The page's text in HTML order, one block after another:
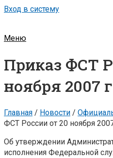
Вход в систему
Меню
Приказ ФСТ
ноября 2007
Главная / Новости /
ФСТ России от 20 ноября
Об утверждении
исполнения Федеральной